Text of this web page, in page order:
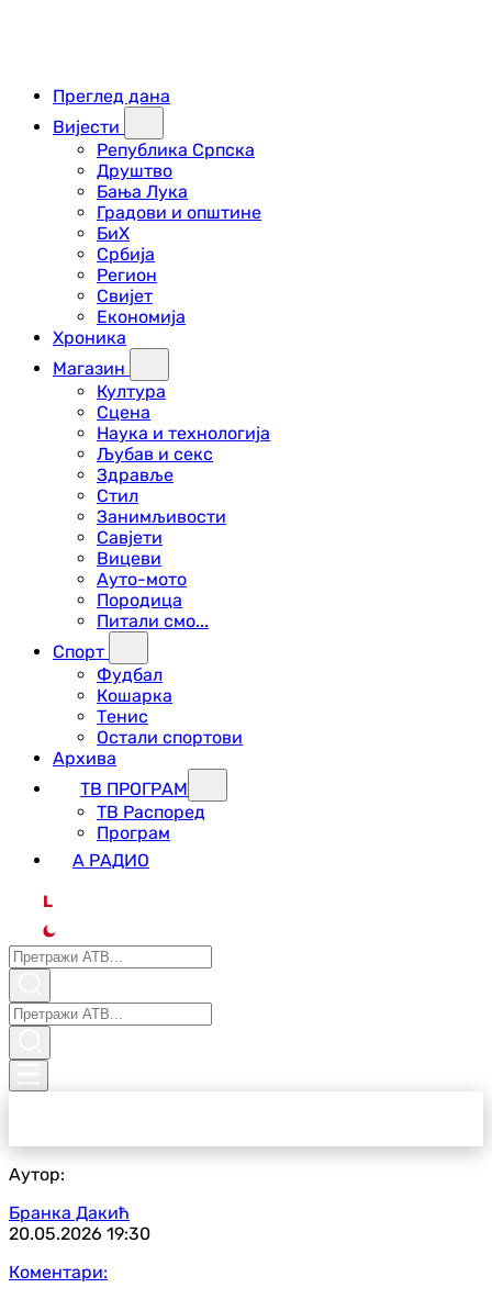
Преглед дана
Вијести
Република Српска
Друштво
Бања Лука
Градови и општине
БиХ
Србија
Регион
Свијет
Економија
Хроника
Магазин
Култура
Сцена
Наука и технологија
Љубав и секс
Здравље
Стил
Занимљивости
Савјети
Вицеви
Ауто-мото
Породица
Питали смо...
Спорт
Фудбал
Кошарка
Тенис
Остали спортови
Архива
ТВ ПРОГРАМ
ТВ Распоред
Програм
А РАДИО
L
Аутор:
Бранка Дакић
20.05.2026 19:30
Коментари: